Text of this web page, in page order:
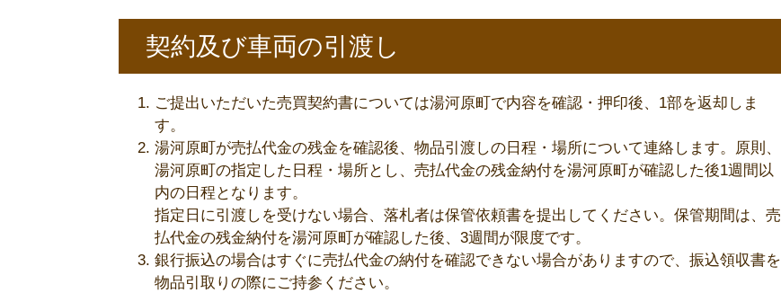
契約及び車両の引渡し
ご提出いただいた売買契約書については湯河原町で内容を確認・押印後、1部を返却しま
す。
湯河原町が売払代金の残金を確認後、物品引渡しの日程・場所について連絡します。原則、
湯河原町の指定した日程・場所とし、売払代金の残金納付を湯河原町が確認した後1週間以
内の日程となります。
指定日に引渡しを受けない場合、落札者は保管依頼書を提出してください。保管期間は、売
払代金の残金納付を湯河原町が確認した後、3週間が限度です。
銀行振込の場合はすぐに売払代金の納付を確認できない場合がありますので、振込領収書を
物品引取りの際にご持参ください。